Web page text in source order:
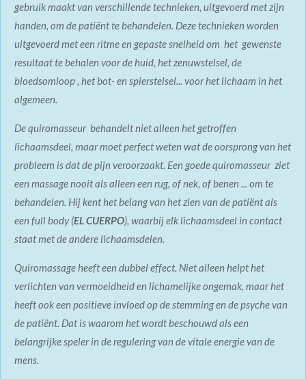
gebruik maakt van verschillende technieken, uitgevoerd met zijn
handen, om de patiënt te behandelen. Deze technieken worden
uitgevoerd met een ritme en gepaste snelheid om het gewenste
resultaat te behalen voor de huid, het zenuwstelsel, de
bloedsomloop , het bot- en spierstelsel... voor het lichaam in het
algemeen.
De quiromasseur behandelt niet alleen het getroffen
lichaamsdeel, maar moet perfect weten wat de oorsprong van het
probleem is dat de pijn veroorzaakt. Een goede quiromasseur ziet
een massage nooit als alleen een rug, of nek, of benen ... om te
behandelen. Hij kent het belang van het zien van de patiënt als
een full body (EL CUERPO), waarbij elk lichaamsdeel in contact
staat met de andere lichaamsdelen.
Quiromassage heeft een dubbel effect. Niet alleen helpt het
verlichten van vermoeidheid en lichamelijke ongemak, maar het
heeft ook een positieve invloed op de stemming en de psyche van
de patiënt. Dat is waarom het wordt beschouwd als een
belangrijke speler in de regulering van de vitale energie van de
mens.